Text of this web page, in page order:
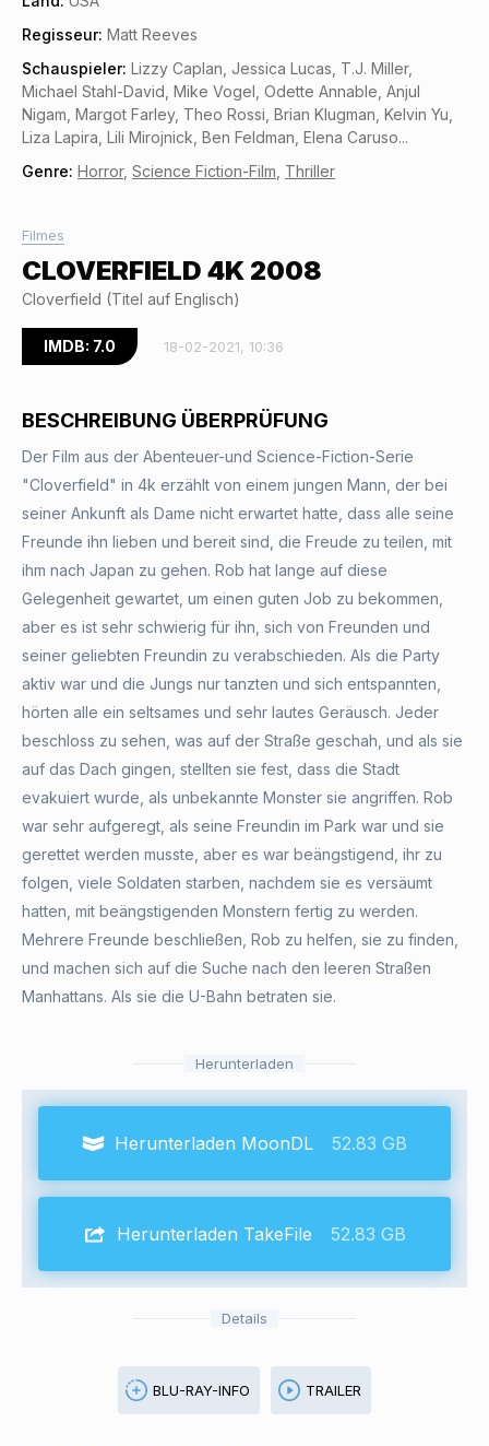
Regisseur: Matt Reeves
Schauspieler: Lizzy Caplan, Jessica Lucas, T.J. Miller,
Michael Stahl-David, Mike Vogel, Odette Annable, Anjul
Nigam, Margot Farley, Theo Rossi, Brian Klugman, Kelvin Yu,
Liza Lapira, Lili Mirojnick, Ben Feldman, Elena Caruso...
Genre: Horror, Science Fiction-Film Thriller
Filmes
CLOVERFIELD 4K 2008
Cloverfield (Titel auf Englisch)
IMDB: 7.0 18-02-2021, 10:36
BESCHREIBUNG ÜBERPRÜFUNG
Der Film aus der Abenteuer-und Science-Fiction-Serie
"Cloverfield" in 4k erzählt von einem jungen Mann, der bei
seiner Ankunft als Dame nicht erwartet hatte, dass alle seine
Freunde ihn lieben und bereit sind, die Freude zu teilen, mit
ihm nach Japan zu gehen. Rob hat lange auf diese
Gelegenheit gewartet, um einen guten Job zu bekommen,
aber es ist sehr schwierig für ihn, sich von Freunden und
seiner geliebten Freundin zu verabschieden. Als die Party
aktiv war und die Jungs nur tanzten und sich entspannten,
hörten alle ein seltsames und sehr lautes Geräusch. Jeder
beschloss zu sehen, was auf der Straße geschah, und als sie
auf das Dach gingen, stellten sie fest, dass die Stadt
evakuiert wurde, als unbekannte Monster sie angriffen. Rob
war sehr aufgeregt, als seine Freundin im Park war und sie
gerettet werden musste, aber es war beängstigend, ihr zu
folgen, viele Soldaten starben, nachdem sie es versäumt
hatten, mit beängstigenden Monstern fertig zu werden.
Mehrere Freunde beschließen, Rob zu helfen, sie zu finden,
und machen sich auf die Suche nach den leeren Straßen
Manhattans. Als sie die U-Bahn betraten sie.
Herunterladen
Herunterladen MoonDL 52.83 GB
Herunterladen TakeFile 52.83 GB
Details
BLU-RAY-INFO TRAILER